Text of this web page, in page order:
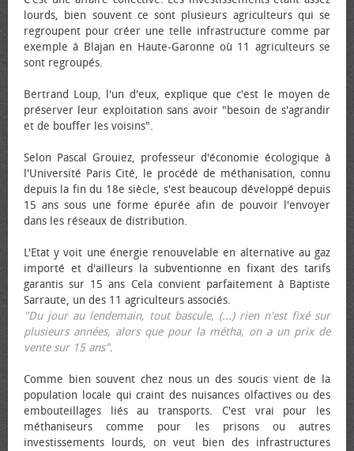
lourds, bien souvent ce sont plusieurs agriculteurs qui se
regroupent pour créer une telle infrastructure comme par
exemple à Blajan en Haute-Garonne où 11 agriculteurs se
sont regroupés.
Bertrand Loup, l'un d'eux, explique que c'est le moyen de
préserver leur exploitation sans avoir "besoin de s'agrandir
et de bouffer les voisins".
Selon Pascal Grouiez, professeur d'économie écologique à
l'Université Paris Cité, le procédé de méthanisation, connu
depuis la fin du 18e siècle, s'est beaucoup développé depuis
15 ans sous une forme épurée afin de pouvoir l'envoyer
dans les réseaux de distribution.
L'Etat y voit une énergie renouvelable en alternative au gaz
importé et d'ailleurs la subventionne en fixant des tarifs
garantis sur 15 ans Cela convient parfaitement à Baptiste
Sarraute, un des 11 agriculteurs associés.
"Du jour au lendemain, tout bascule, (...) rien n'est fixé sur
plusieurs années, alors que pour la métha, on a un prix de
vente sur 15 ans".
Comme bien souvent chez nous un des soucis vient de la
population locale qui craint des nuisances olfactives ou des
embouteillages liés au transports. C'est vrai pour les
méthaniseurs comme pour les prisons ou autres
investissements lourds, on veut bien des infrastructures